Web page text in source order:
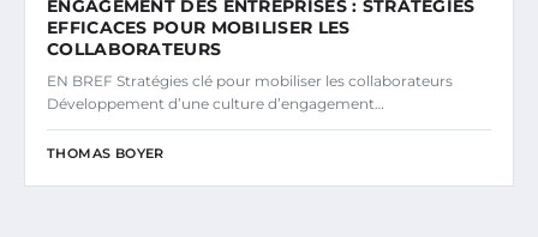
ENGAGEMENT DES ENTREPRISES : STRATÉGIES
EFFICACES POUR MOBILISER LES
COLLABORATEURS
EN BREF Stratégies clé pour mobiliser les collaborateurs
Développement d’une culture d’engagement…
THOMAS BOYER